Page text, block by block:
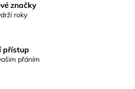
značky
roky
přístup
přáním